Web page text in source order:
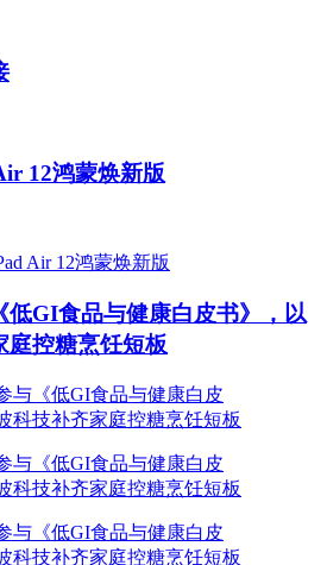
12鸿蒙焕新版
低GI食品与健康白皮书》，以
庭控糖烹饪短板